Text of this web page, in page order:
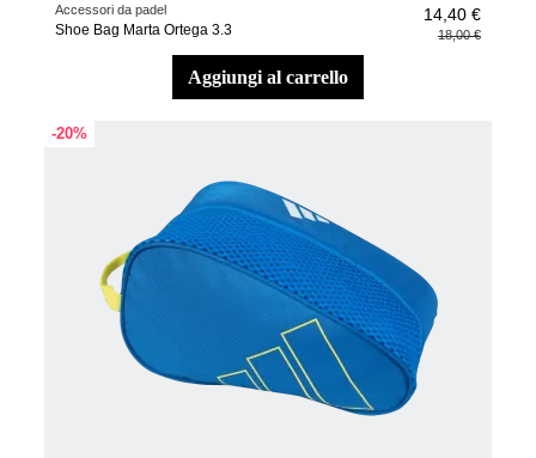
Accessori da padel
Shoe Bag Marta Ortega 3.3
14,40 €
18,00 €
aggiungi al carrello
-20%